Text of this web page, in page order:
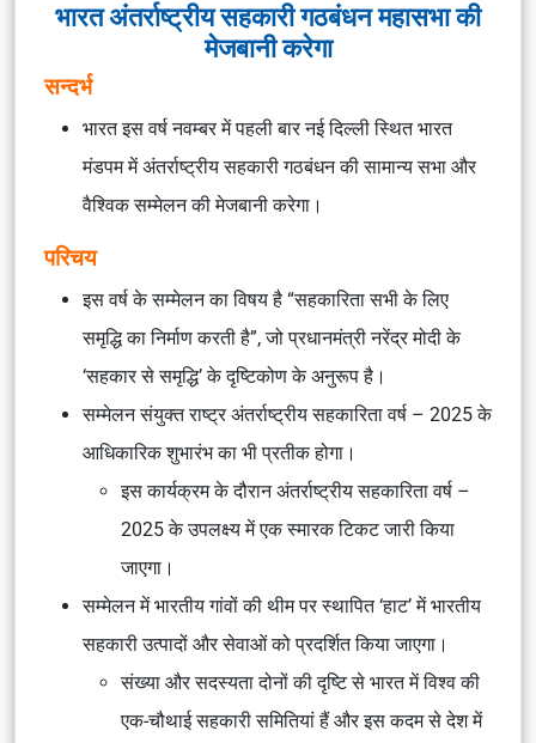
भारत अंतर्राष्ट्रीय सहकारी गठबंधन महासभा की
मेजबानी करेगा
सन्दर्भ
भारत इस वर्ष नवम्बर में पहली बार नई दिल्ली स्थित भारत
मंडपम में अंतर्राष्ट्रीय सहकारी गठबंधन की सामान्य सभा और
वैश्विक सम्मेलन की मेजबानी करेगा।
परिचय
इस वर्ष के सम्मेलन का विषय है “सहकारिता सभी के लिए
समृद्धि का निर्माण करती है”, जो प्रधानमंत्री नरेंद्र मोदी के
‘सहकार से समृद्धि’ के दृष्टिकोण के अनुरूप है।
सम्मेलन संयुक्त राष्ट्र अंतर्राष्ट्रीय सहकारिता वर्ष – 2025 के
आधिकारिक शुभारंभ का भी प्रतीक होगा।
इस कार्यक्रम के दौरान अंतर्राष्ट्रीय सहकारिता वर्ष –
2025 के उपलक्ष्य में एक स्मारक टिकट जारी किया
जाएगा।
सम्मेलन में भारतीय गांवों की थीम पर स्थापित ‘हाट’ में भारतीय
सहकारी उत्पादों और सेवाओं को प्रदर्शित किया जाएगा।
संख्या और सदस्यता दोनों की दृष्टि से भारत में विश्व की
एक-चौथाई सहकारी समितियां हैं और इस कदम से देश में